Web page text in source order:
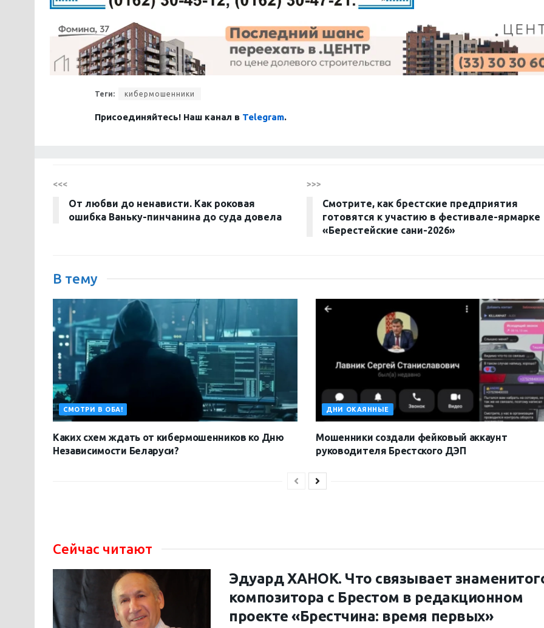
Теги: кибермошенники
Присоединяйтесь! Наш канал в Telegram.
<<<
От любви до ненависти. Как роковая
ошибка Ваньку-пинчанина до суда довела
>>>
Смотрите, как брестские предприятия
готовятся к участию в фестивале-ярмарке
«Берестейские сани-2026»
В тему
СМОТРИ В ОБА!
Каких схем ждать от кибермошенников ко Дню
Независимости Беларуси?
ДНИ ОКАЯННЫЕ
Мошенники создали фейковый аккаунт
руководителя Брестского ДЭП
Сейчас читают
Эдуард ХАНОК. Что связывает
композитора с Брестом в редакционном
проекте «Брестчина: время первых»